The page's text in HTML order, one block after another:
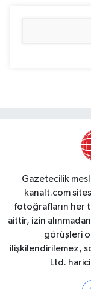
Gazetecilik
kanalt.com
fotoğrafların her
aittir, izin
görüşleri
ilişkilendirilemez,
Ltd.